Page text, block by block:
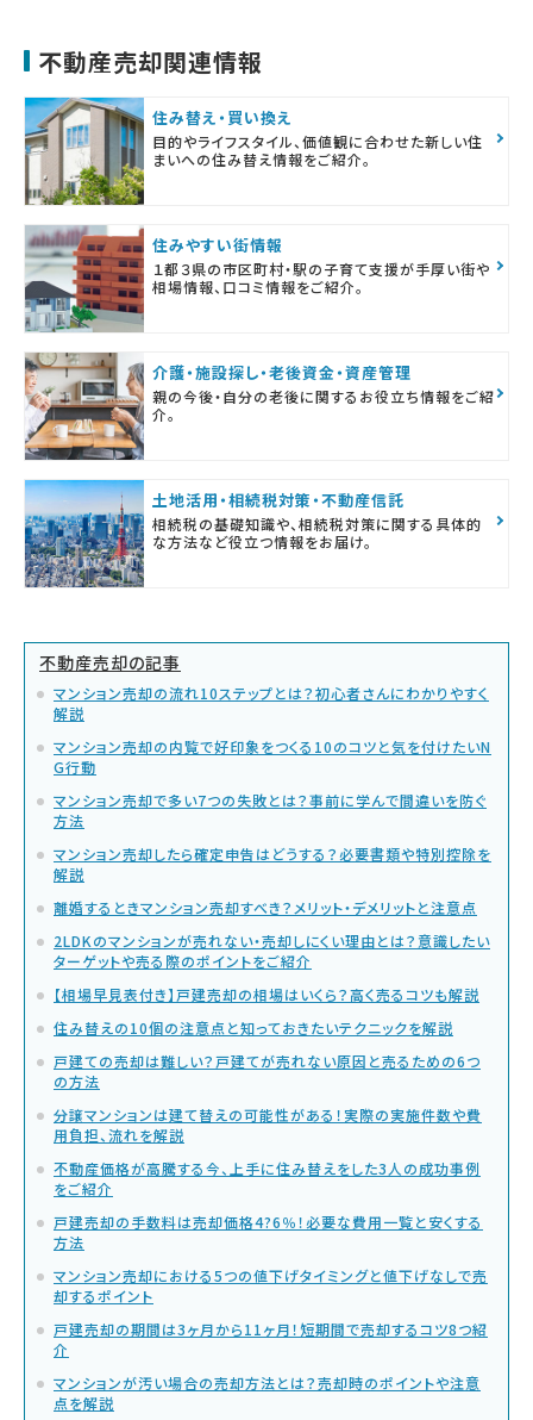
不動産売却関連情報
住み替え・買い換え
目的やライフスタイル、価値観に合わせた新しい住
まいへの住み替え情報をご紹介。
住みやすい街情報
１都３県の市区町村・駅の子育て支援が手厚い街や
相場情報、口コミ情報をご紹介。
介護・施設探し・老後資金・資産管理
親の今後・自分の老後に関するお役立ち情報をご紹
介。
土地活用・相続税対策・不動産信託
相続税の基礎知識や、相続税対策に関する具体的
な方法など役立つ情報をお届け。
不動産売却の記事
マンション売却の流れ10ステップとは？初心者さんにわかりやすく
解説
マンション売却の内覧で好印象をつくる10のコツと気を付けたいN
G行動
マンション売却で多い7つの失敗とは？事前に学んで間違いを防ぐ
方法
マンション売却したら確定申告はどうする？必要書類や特別控除を
解説
離婚するときマンション売却すべき？メリット・デメリットと注意点
2LDKのマンションが売れない・売却しにくい理由とは？意識したい
ターゲットや売る際のポイントをご紹介
【相場早見表付き】戸建売却の相場はいくら？高く売るコツも解説
住み替えの10個の注意点と知っておきたいテクニックを解説
戸建ての売却は難しい？戸建てが売れない原因と売るための6つ
の方法
分譲マンションは建て替えの可能性がある！実際の実施件数や費
用負担、流れを解説
不動産価格が高騰する今、上手に住み替えをした3人の成功事例
をご紹介
戸建売却の手数料は売却価格4?6％！必要な費用一覧と安くする
方法
マンション売却における5つの値下げタイミングと値下げなしで売
却するポイント
戸建売却の期間は3ヶ月から11ヶ月！短期間で売却するコツ8つ紹
介
マンションが汚い場合の売却方法とは？売却時のポイントや注意
点を解説